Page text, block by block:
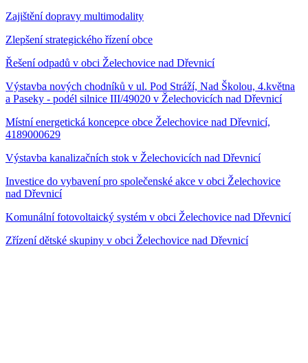
Zajištění dopravy multimodality
Zlepšení strategického řízení obce
Řešení odpadů v obci Želechovice nad Dřevnicí
Výstavba nových chodníků v ul. Pod Stráží, Nad Školou, 4.května
a Paseky - podél silnice III/49020 v Želechovicích nad Dřevnicí
Místní energetická koncepce obce Želechovice nad Dřevnicí,
4189000629
Výstavba kanalizačních stok v Želechovicích nad Dřevnicí
Investice do vybavení pro společenské akce v obci Želechovice
nad Dřevnicí
Komunální fotovoltaický systém v obci Želechovice nad Dřevnicí
Zřízení dětské skupiny v obci Želechovice nad Dřevnicí